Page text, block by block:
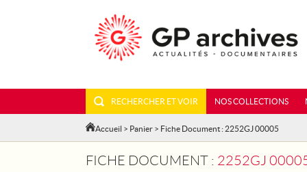
RECHERCHER ET VOIR NOS COLLECTIONS
Accueil > Panier > Fiche Document : 2252GJ 00005
FICHE DOCUMENT : 2252GJ